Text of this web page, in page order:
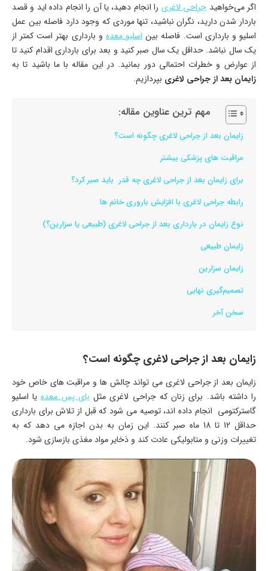
اگر می‌خواهیدجراحی لاغری را انجام دهید، یا آن را انجام داده ‌اید و قصد
باردار شدن دارید، نگران نباشید، تنها موردی که وجود دارد فاصله بین عمل
اسلیو و بارداری است. فاصله بین اسلیو معده و بارداری بهتر است کمتر از
یک سال نباشد. حداقل یک سال صبر کنید و بعد برای بارداری اقدام کنید تا
از عوارض و خطرات احتمالی دور بمانید. در این مقاله با ما باشید تا به
زایمان بعد از جراحی لاغری بپردازیم.
مهم ترین عناوین مقاله:
زایمان بعد از جراحی لاغری چگونه است؟
مراقبت ‌های پزشکی بیشتر
برای زایمان بعد از جراحی لاغری چه قدر باید صبر کرد؟
رابطه جراحی لاغری با افزایش باروری خانم ‌ها
نوع زایمان در بارداری بعد از جراحی لاغری (طبیعی یا سزارین؟)
زایمان طبیعی
زایمان سزارین
تصمیم‌گیری نهایی
سخن آخر
زایمان بعد از جراحی لاغری چگونه است؟
زایمان بعد از جراحی لاغری می ‌تواند چالش‌ ها و مراقبت‌ های خاص خود
را داشته باشد. برای زنان که جراحی لاغری مثلبای پس معدهیا اسلیو
گاسترکتومی انجام داده ‌اند، توصیه می ‌شود که قبل از تلاش برای بارداری
حداقل 12 تا 18 ماه صبر کنند. این زمان به بدن اجازه می ‌دهد که به
تغییرات وزنی و متابولیکی عادت کند و ذخایر مواد مغذی بازسازی شود.